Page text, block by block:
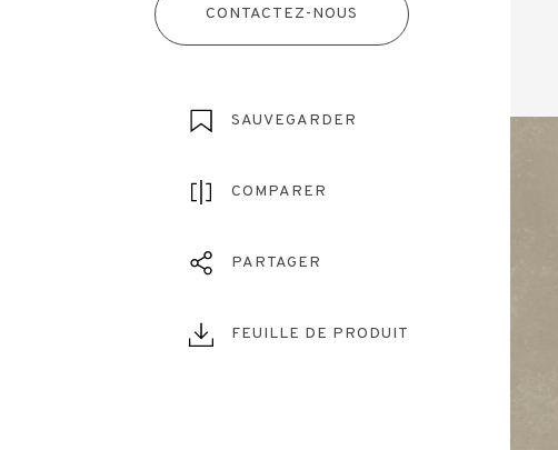
CONTACTEZ-NOUS
SAUVEGARDER
COMPARER
PARTAGER
FEUILLE DE PRODUIT